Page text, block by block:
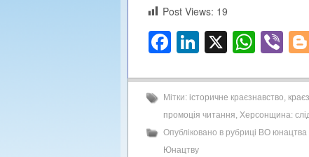
Post Views: 19
Facebook
LinkedIn
X
Мітки: історичне краєзнавство,
промоція читання, Херсонщина:
Опубліковано в рубриці ВО юнацтва
Юнацтву